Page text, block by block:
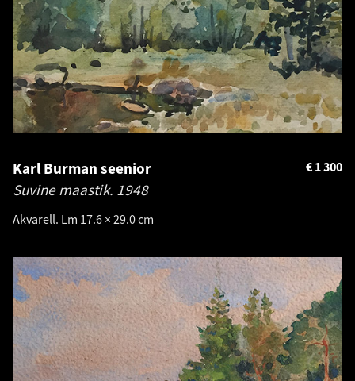
Karl Burman seenior
Suvine maastik. 1948
Akvarell. Lm 17.6 × 29.0 cm
1 300
€